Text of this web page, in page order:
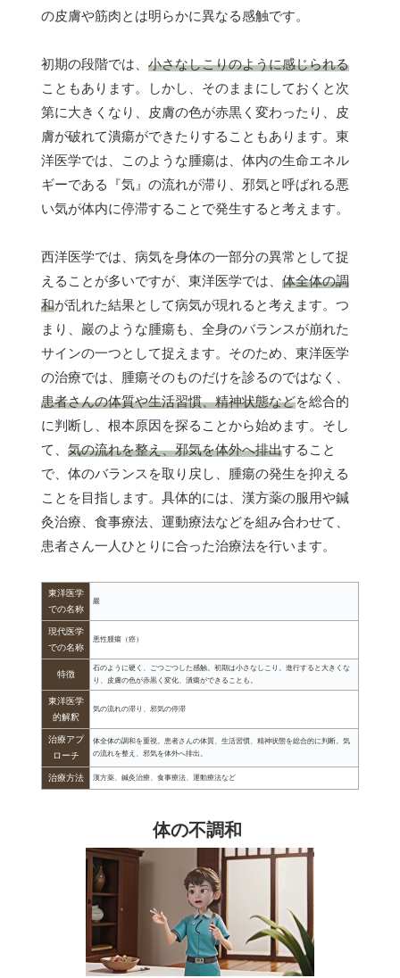
の皮膚や筋肉とは明らかに異なる感触です。
初期の段階では、 小さなしこりのように感じられる
こともあります。しかし、そのままにしておくと次
第に大きくなり、皮膚の色が赤黒く変わったり、皮
膚が破れて潰瘍ができたりすることもあります。東
洋医学では、このような腫瘍は、体内の生命エネル
ギーである『気』の流れが滞り、邪気と呼ばれる悪
い気が体内に停滞することで発生すると考えます。
西洋医学では、病気を身体の一部分の異常として捉
えることが多いですが、東洋医学では、 体全体の調
和が乱れた結果として病気が現れると考えます。つ
まり、巖のような腫瘍も、全身のバランスが崩れた
サインの一つとして捉えます。そのため、東洋医学
の治療では、腫瘍そのものだけを診るのではなく、
患者さんの体質や生活習慣、精神状態などを総合的
に判断し、根本原因を探ることから始めます。そし
て、 気の流れを整え、邪気を体外へ排出すること
で、体のバランスを取り戻し、腫瘍の発生を抑える
ことを目指します。具体的には、漢方薬の服用や鍼
灸治療、食事療法、運動療法などを組み合わせて、
患者さん一人ひとりに合った治療法を行います。
東洋医学
での名称
巖
現代医学
での名称
悪性腫瘍（癌）
特徴
石のように硬く、ごつごつした感触。初期は小さなしこり。進行すると大きくな
り、皮膚の色が赤黒く変化、潰瘍ができることも。
東洋医学
的解釈
気の流れの滞り、邪気の停滞
治療アプ
ローチ
体全体の調和を重視。患者さんの体質、生活習慣、精神状態を総合的に判断。気
の流れを整え、邪気を体外へ排出。
治療方法 漢方薬、鍼灸治療、食事療法、運動療法など
体の不調和